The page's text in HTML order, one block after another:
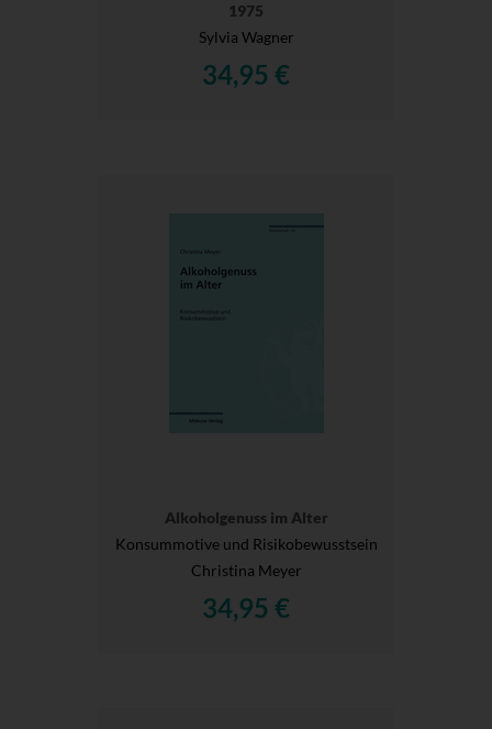
1975
Sylvia Wagner
34,95 €
Alkoholgenuss im Alter
Konsummotive und Risikobewusstsein
Christina Meyer
34,95 €